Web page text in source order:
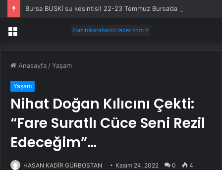
Menü
Anasayfa /Yaşam
Yaşam
Nihat Doğan Kılıcını Çekti:
“Fare Suratlı Cüce Seni Rezil
Edeceğim”…
HASAN KADİR GÜRBOSTAN Kasım 24, 2022 0 4